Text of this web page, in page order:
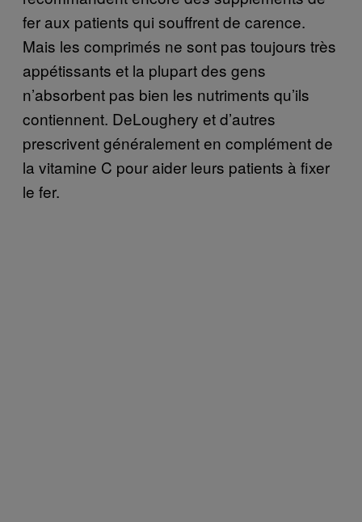
fer aux patients qui souffrent de carence.
Mais les comprimés ne sont pas toujours très
appétissants et la plupart des gens
n’absorbent pas bien les nutriments qu’ils
contiennent. DeLoughery et d’autres
prescrivent généralement en complément de
la vitamine C pour aider leurs patients à fixer
le fer.